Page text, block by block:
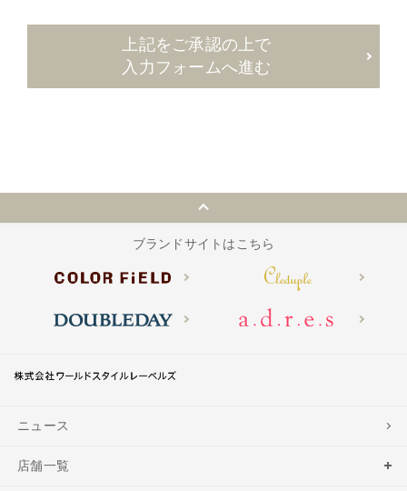
上記をご承認の上で
入力フォームへ進む
ブランドサイトはこちら
ニュース
店舗一覧